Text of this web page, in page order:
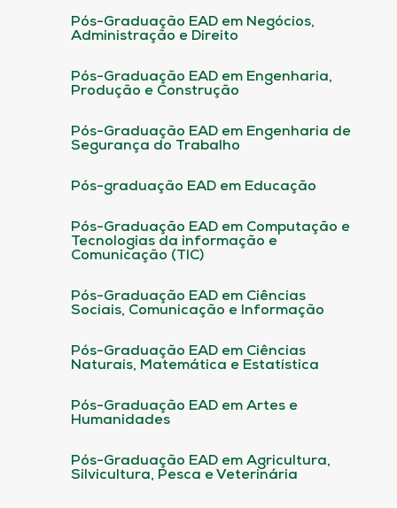
Pós-Graduação EAD em Negócios,
Administração e Direito
Pós-Graduação EAD em Engenharia,
Produção e Construção
Pós-Graduação EAD em Engenharia de
Segurança do Trabalho
Pós-graduação EAD em Educação
Pós-Graduação EAD em Computação e
Tecnologias da informação e
Comunicação (TIC)
Pós-Graduação EAD em Ciências
Sociais, Comunicação e Informação
Pós-Graduação EAD em Ciências
Naturais, Matemática e Estatística
Pós-Graduação EAD em Artes e
Humanidades
Pós-Graduação EAD em Agricultura,
Silvicultura, Pesca e Veterinária